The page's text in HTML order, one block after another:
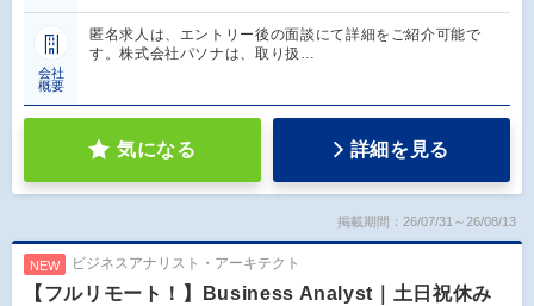
会社
概要
匿名求人は、エントリー後の面談にて詳細をご紹介可能で
す。株式会社パソナは、取り扱…
気になる 詳細を見る
掲載期間：26/07/31～26/08/13
NEW ビジネスアナリスト・アーキテクト
【フルリモート！】Business Analyst｜土日祝休み